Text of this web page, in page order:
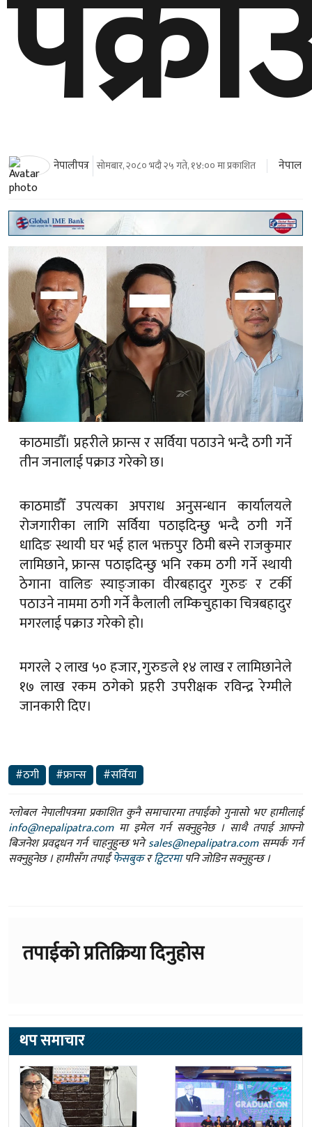
काठमाडौँ। प्रहरीले फ्रान्स र सर्विया पठाउने भन्दै ठगी गर्ने
तीन जनालाई पक्राउ गरेको छ।
काठमाडौँ उपत्यका अपराध अनुसन्धान कार्यालयले
धादिङ स्थायी घर भई हाल भक्तपुर ठिमी बस्ने राजकुमार
लामिछाने, फ्रान्स पठाइदिन्छु भनि रकम ठगी गर्ने स्थायी
ठेगाना वालिङ स्याङ्जाका वीरबहादुर गुरुङ र टर्की
पठाउने नाममा ठगी गर्ने कैलाली लम्किचुहाका चित्रबहादुर
मगरलाई पक्राउ गरेको हो।
मगरले २ लाख ५० हजार, गुरुङले १४ लाख र लामिछानेले
जानकारी दिए।
ग्लोबल नेपालीपत्रमा प्रकाशित कुनै समाचारमा तपाईंको गुनासो भए हामीलाई
info@nepalipatra.comमा इमेल गर्न सक्नुहुनेछ । साथै तपाई आफ्नो
सक्नुहुनेछ । हामीसँग तपाईंफेसबुकरट्विटरमापनि जोडिन सक्नुहुन्छ ।